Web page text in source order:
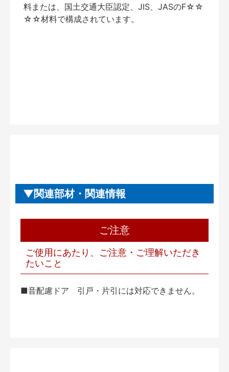
料または、国土交通大臣認定、JIS、JASのF☆☆
☆☆材料で構成されています。
関連部材・関連情報
ご注意
ご使用にあたり、ご注意・ご理解いただき
たいこと
■音配慮ドア 引戸・片引には対応できません。